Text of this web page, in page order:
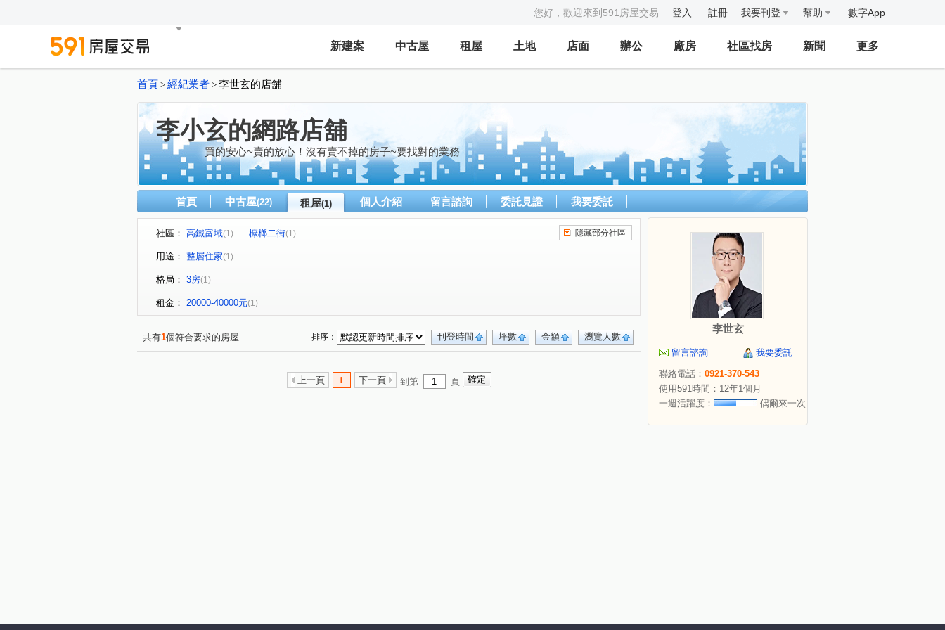
您好，歡迎來到591房屋交易 登入 註冊 我要刊登 幫助 數字App
新建案 中古屋 租屋 土地 店面 辦公 廠房 社區找房 新聞 更多
首頁 > 經紀業者 > 李世玄的店舖
李小玄的網路店舖
買的安心~賣的放心！沒有賣不掉的房子~要找對的業務
首頁 中古屋(22) 租屋(1) 個人介紹 留言諮詢 委託見證 我要委託
社區： 高鐵富域(1) 槺榔二街(1) 隱藏部分社區
用途： 整層住家(1)
格局： 3房(1)
租金： 20000-40000元(1)
共有1個符合要求的房屋 瀏覽人數
金額
坪數
刊登時間
排序：
上一頁 1 下一頁 到第 頁
李世玄
留言諮詢
我要委託
聯絡電話： 0921-370-543
使用591時間：12年1個月
一週活躍度：
偶爾來一次